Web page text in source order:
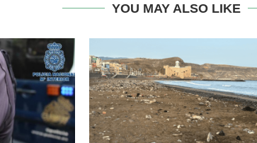
YOU MAY ALSO LIKE